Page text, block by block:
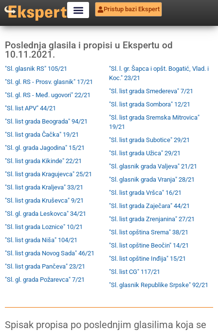
Pristup bazi Ekspert
Poslednja glasila i propisi u Ekspertu od
10.11.2021.
"Sl. glasnik RS" 105/21
"Sl. gl. RS - Prosv. glasnik" 17/21
"Sl. gl. RS - Međ. ugovori" 22/21
"Sl. list APV" 44/21
"Sl. list grada Beograda" 94/21
"Sl. list grada Čačka" 19/21
"Sl. gl. grada Jagodina" 15/21
"Sl. list grada Kikinde" 22/21
"Sl. list grada Kragujevca" 25/21
"Sl. list grada Kraljeva" 33/21
"Sl. list grada Kruševca" 9/21
"Sl. gl. grada Leskovca" 34/21
"Sl. list grada Loznice" 10/21
"Sl. list grada Niša" 104/21
"Sl. list grada Novog Sada" 46/21
"Sl. list grada Pančeva" 23/21
"Sl. gl. grada Požarevca" 7/21
"Sl. l. gr. Šapca i opšt. Bogatić, Vlad. i
Koc." 23/21
"Sl. list grada Smedereva" 7/21
"Sl. list grada Sombora" 12/21
"Sl. list grada Sremska Mitrovica"
19/21
"Sl. list grada Subotice" 29/21
"Sl. list grada Užica" 29/21
"Sl. glasnik grada Valjeva" 21/21
"Sl. glasnik grada Vranja" 28/21
"Sl. list grada Vršca" 16/21
"Sl. list grada Zaječara" 44/21
"Sl. list grada Zrenjanina" 27/21
"Sl. list opština Srema" 38/21
"Sl. list opštine Beočin" 14/21
"Sl. list opštine Inđija" 15/21
"Sl. list CG" 117/21
"Sl. glasnik Republike Srpske" 92/21
Spisak propisa po poslednjim glasilima koja se